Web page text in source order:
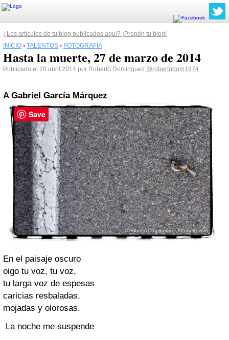
¿Los artículos de tu blog publicados aquí? ¡Propón tu blog!
INICIO › TALENTOS › FOTOGRAFÍA
Hasta la muerte, 27 de marzo de 2014
Publicado el 20 abril 2014 por Roberto Dominguez @robertodom1974
A Gabriel García Márquez
En el paisaje oscuro
oigo tu voz, tu voz,
tu larga voz de espesas
caricias resbaladas,
mojadas y olorosas.
La noche me suspende
Save